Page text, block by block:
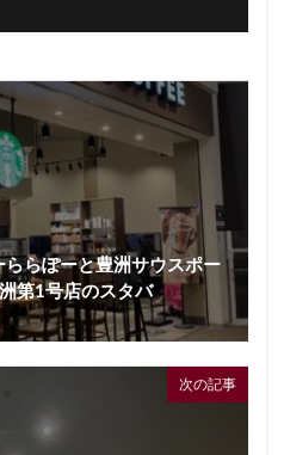
らぽーと豊洲サウスポー
第1号店のスタバ
次の記事